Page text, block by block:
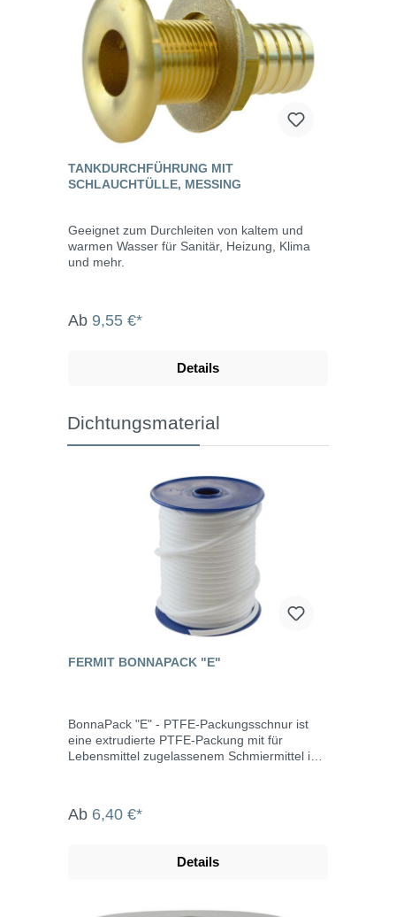
TANKDURCHFÜHRUNG MIT
SCHLAUCHTÜLLE, MESSING
Geeignet zum Durchleiten von kaltem und
warmen Wasser für Sanitär, Heizung, Klima
und mehr.
Ab 9,55 €*
Details
Dichtungsmaterial
FERMIT BONNAPACK "E"
BonnaPack "E" - PTFE-Packungsschnur ist
eine extrudierte PTFE-Packung mit für
Lebensmittel zugelassenem Schmiermittel im
Eigenschaften silikonfrei universell einsetzbar
Chemikalienbeständigkeit
Ab 6,40 €*
Details